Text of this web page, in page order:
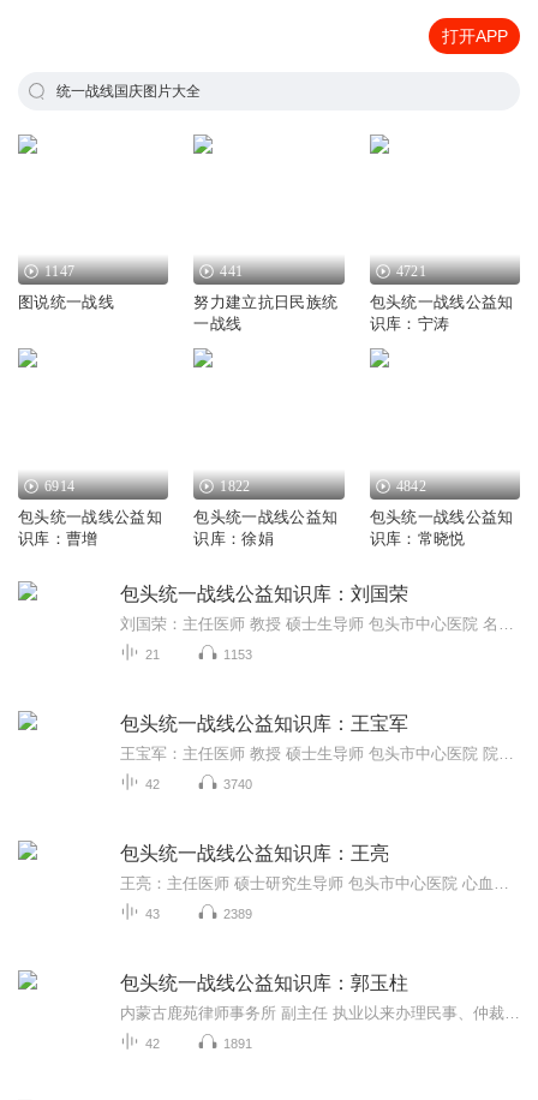
打开APP
统一战线国庆图片大全
1147
图说统一战线
441
努力建立抗日民族统
一战线
4721
包头统一战线公益知
识库：宁涛
6914
包头统一战线公益知
识库：曹增
1822
包头统一战线公益知
识库：徐娟
4842
包头统一战线公益知
识库：常晓悦
包头统一战线公益知识库：刘国荣
21 1153
包头统一战线公益知识库：王宝军
42 3740
包头统一战线公益知识库：王亮
43 2389
包头统一战线公益知识库：郭玉柱
42 1891